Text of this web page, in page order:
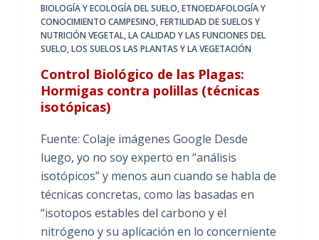
BIOLOGÍA Y ECOLOGÍA DEL SUELO,ETNOEDAFOLOGÍA Y
CONOCIMIENTO CAMPESINO,FERTILIDAD DE SUELOS Y
NUTRICIÓN VEGETAL,LA CALIDAD Y LAS FUNCIONES DEL
SUELO,LOS SUELOS LAS PLANTAS Y LA VEGETACIÓN
Control Biológico de las Plagas:
Hormigas contra polillas (técnicas
isotópicas)
Fuente: Colaje imágenes Google Desde
luego, yo no soy experto en “análisis
isotópicos” y menos aun cuando se habla de
técnicas concretas, como las basadas en
“isotopos estables del carbono y el
nitrógeno y su aplicación en lo concerniente